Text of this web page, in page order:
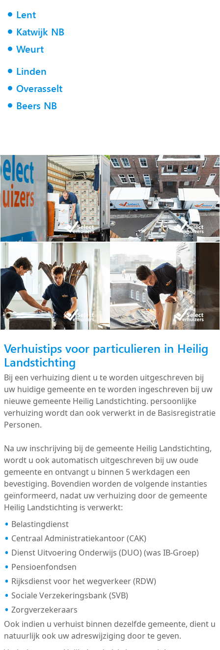
Lent
Katwijk NB
Weurt
Linden
Overasselt
Beers NB
Verhuistips voor particulieren in Heilig
Landstichting
Bij een verhuizing dient u te worden uitgeschreven bij
uw huidige gemeente en te worden ingeschreven bij uw
nieuwe gemeente Heilig Landstichting. persoonlijke
verhuizing wordt dan ook verwerkt in de Basisregistratie
Personen.
Na uw inschrijving bij de gemeente Heilig Landstichting,
wordt u ook automatisch uitgeschreven bij uw oude
gemeente en ontvangt u binnen 5 werkdagen een
bevestiging. Bovendien worden de volgende instanties
geïnformeerd, nadat uw verhuizing door de gemeente
Heilig Landstichting is verwerkt:
Belastingdienst
Centraal Administratiekantoor (CAK)
Dienst Uitvoering Onderwijs (DUO) (was IB-Groep)
Pensioenfondsen
Rijksdienst voor het wegverkeer (RDW)
Sociale Verzekeringsbank (SVB)
Zorgverzekeraars
Ook indien u verhuist binnen dezelfde gemeente, dient u
natuurlijk ook uw adreswijziging door te geven.